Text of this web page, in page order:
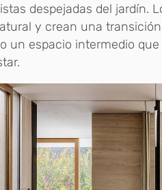
despejadas del jardín.
y crean una
un espacio intermedio